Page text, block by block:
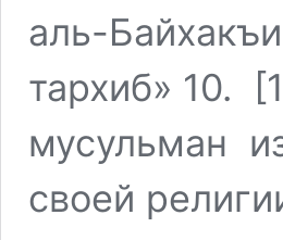
аль-
тархиб» 10.
мусульман
своей